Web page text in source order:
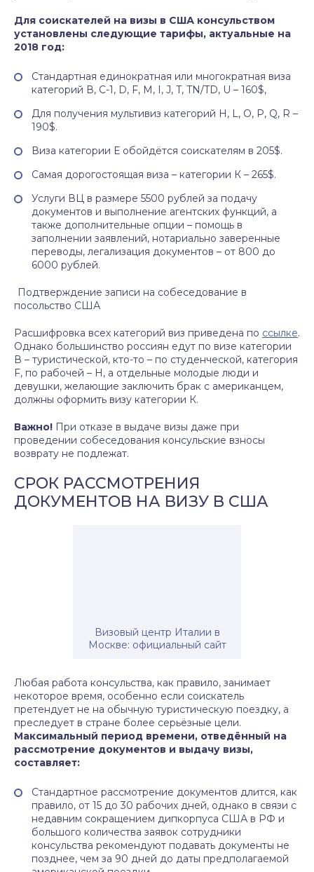
Для соискателей на визы в США консульством
установлены следующие тарифы, актуальные на
2018 год:
Стандартная единократная или многократная виза
категорий В, С-1, D, F, M, I, J, T, TN/TD, U – 160$,
Для получения мультивиз категорий H, L, O, P, Q, R –
190$.
Виза категории Е обойдётся соискателям в 205$.
Самая дорогостоящая виза – категории К – 265$.
Услуги ВЦ в размере 5500 рублей за подачу
документов и выполнение агентских функций, а
также дополнительные опции – помощь в
заполнении заявлений, нотариально заверенные
переводы, легализация документов – от 800 до
6000 рублей.
Подтверждение записи на собеседование в
посольство США
Расшифровка всех категорий виз приведена по ссылке.
Однако большинство россиян едут по визе категории
В – туристической, кто-то – по студенческой, категория
F, по рабочей – Н, а отдельные молодые люди и
девушки, желающие заключить брак с американцем,
должны оформить визу категории К.
Важно! При отказе в выдаче визы даже при
проведении собеседования консульские взносы
возврату не подлежат.
СРОК РАССМОТРЕНИЯ
ДОКУМЕНТОВ НА ВИЗУ В США
Визовый центр Италии в
Москве: официальный сайт
Любая работа консульства, как правило, занимает
некоторое время, особенно если соискатель
претендует не на обычную туристическую поездку, а
преследует в стране более серьёзные цели.
Максимальный период времени, отведённый на
рассмотрение документов и выдачу визы,
составляет:
Стандартное рассмотрение документов длится, как
правило, от 15 до 30 рабочих дней, однако в связи с
недавним сокращением дипкорпуса США в РФ и
большого количества заявок сотрудники
консульства рекомендуют подавать документы не
позднее, чем за 90 дней до даты предполагаемой